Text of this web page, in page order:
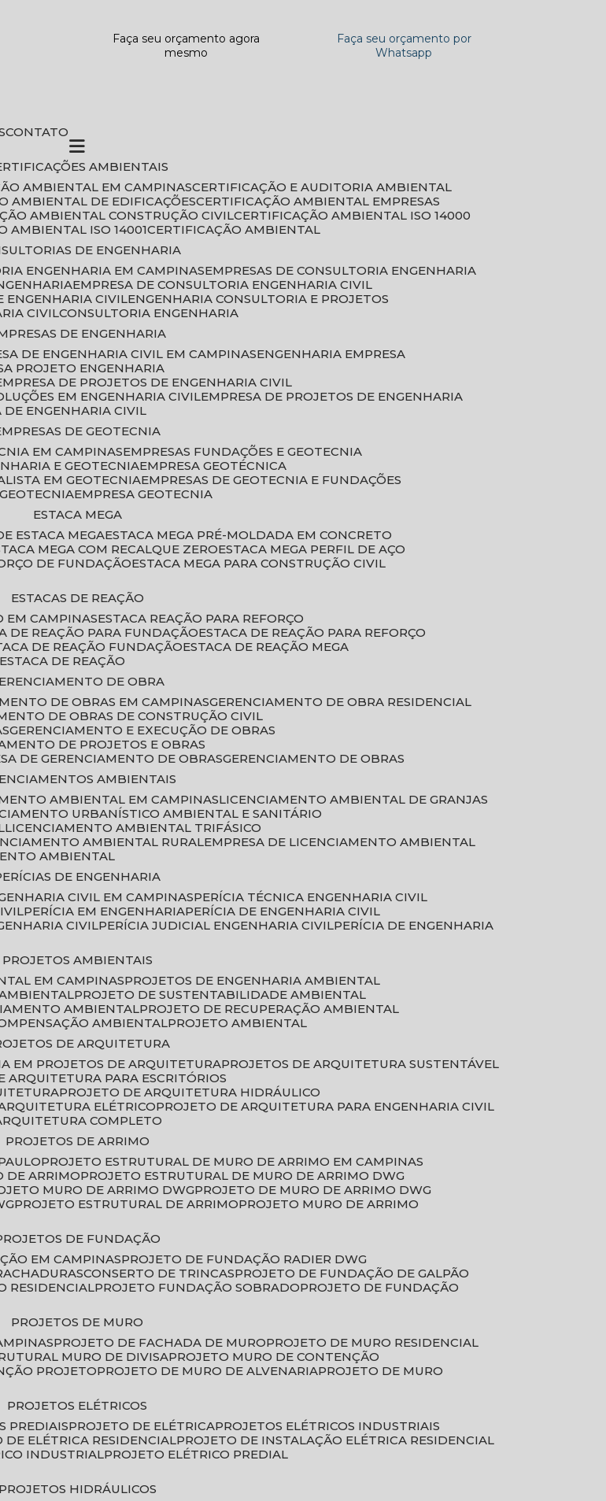
Faça seu orçamento agora
mesmo
Faça seu orçamento por
Whatsapp
CONTATO
AMBIENTAIS
AMBIENTAL EM CAMPINAS
CERTIFICAÇÃO E AUDITORIA AMBIENTAL
AMBIENTAL DE EDIFICAÇÕES
CERTIFICAÇÃO AMBIENTAL EMPRESAS
AMBIENTAL CONSTRUÇÃO CIVIL
CERTIFICAÇÃO AMBIENTAL ISO 14000
AMBIENTAL ISO 14001
CERTIFICAÇÃO AMBIENTAL
DE ENGENHARIA
ENGENHARIA EM CAMPINAS
EMPRESAS DE CONSULTORIA ENGENHARIA
EMPRESA DE CONSULTORIA ENGENHARIA CIVIL
ENGENHARIA CIVIL ENGENHARIA CONSULTORIA E PROJETOS
CIVIL CONSULTORIA ENGENHARIA
DE ENGENHARIA
DE ENGENHARIA CIVIL EM CAMPINAS
ENGENHARIA EMPRESA
PROJETO ENGENHARIA
EMPRESA DE PROJETOS DE ENGENHARIA CIVIL
EM ENGENHARIA CIVIL EMPRESA DE PROJETOS DE ENGENHARIA
DE ENGENHARIA CIVIL
EMPRESAS DE GEOTECNIA
EM CAMPINAS
EMPRESAS FUNDAÇÕES E GEOTECNIA
E GEOTECNIA EMPRESA GEOTÉCNICA
EM GEOTECNIA EMPRESAS DE GEOTECNIA E FUNDAÇÕES
GEOTECNIA EMPRESA GEOTECNIA
ESTACA MEGA
ESTACA MEGA ESTACA MEGA PRÉ-MOLDADA EM CONCRETO
MEGA COM RECALQUE ZERO
ESTACA MEGA PERFIL DE AÇO
DE FUNDAÇÃO
ESTACA MEGA PARA CONSTRUÇÃO CIVIL
ESTACAS DE REAÇÃO
EM CAMPINAS
ESTACA REAÇÃO PARA REFORÇO
DE REAÇÃO PARA FUNDAÇÃO
ESTACA DE REAÇÃO PARA REFORÇO
DE REAÇÃO FUNDAÇÃO
ESTACA DE REAÇÃO MEGA
ESTACA DE REAÇÃO
GERENCIAMENTO DE OBRA
DE OBRAS EM CAMPINAS
GERENCIAMENTO DE OBRA RESIDENCIAL
DE OBRAS DE CONSTRUÇÃO CIVIL
GERENCIAMENTO E EXECUÇÃO DE OBRAS
DE PROJETOS E OBRAS
DE GERENCIAMENTO DE OBRAS
GERENCIAMENTO DE OBRAS
AMBIENTAIS
AMBIENTAL EM CAMPINAS LICENCIAMENTO AMBIENTAL DE GRANJAS
URBANÍSTICO AMBIENTAL E SANITÁRIO
LICENCIAMENTO AMBIENTAL TRIFÁSICO
AMBIENTAL RURAL EMPRESA DE LICENCIAMENTO AMBIENTAL
AMBIENTAL
PERÍCIAS DE ENGENHARIA
CIVIL EM CAMPINAS
PERÍCIA TÉCNICA ENGENHARIA CIVIL
PERÍCIA EM ENGENHARIA
PERÍCIA DE ENGENHARIA CIVIL
CIVIL PERÍCIA JUDICIAL ENGENHARIA CIVIL
PERÍCIA DE ENGENHARIA
PROJETOS AMBIENTAIS
EM CAMPINAS
PROJETOS DE ENGENHARIA AMBIENTAL
AMBIENTAL
PROJETO DE SUSTENTABILIDADE AMBIENTAL
AMBIENTAL
PROJETO DE RECUPERAÇÃO AMBIENTAL
AMBIENTAL
PROJETO AMBIENTAL
DE ARQUITETURA
EM PROJETOS DE ARQUITETURA
PROJETOS DE ARQUITETURA SUSTENTÁVEL
ARQUITETURA PARA ESCRITÓRIOS
PROJETO DE ARQUITETURA HIDRÁULICO
ELÉTRICO
PROJETO DE ARQUITETURA PARA ENGENHARIA CIVIL
COMPLETO
PROJETOS DE ARRIMO
PROJETO ESTRUTURAL DE MURO DE ARRIMO EM CAMPINAS
DE ARRIMO
PROJETO ESTRUTURAL DE MURO DE ARRIMO DWG
MURO DE ARRIMO DWG
PROJETO DE MURO DE ARRIMO DWG
PROJETO ESTRUTURAL DE ARRIMO
PROJETO MURO DE ARRIMO
PROJETOS DE FUNDAÇÃO
EM CAMPINAS
PROJETO DE FUNDAÇÃO RADIER DWG
CONSERTO DE TRINCAS
PROJETO DE FUNDAÇÃO DE GALPÃO
RESIDENCIAL PROJETO FUNDAÇÃO SOBRADO
PROJETO DE FUNDAÇÃO
PROJETOS DE MURO
PROJETO DE FACHADA DE MURO
PROJETO DE MURO RESIDENCIAL
MURO DE DIVISA
PROJETO MURO DE CONTENÇÃO
PROJETO PROJETO DE MURO DE ALVENARIA
PROJETO DE MURO
PROJETOS ELÉTRICOS
PREDIAIS PROJETO DE ELÉTRICA
PROJETOS ELÉTRICOS INDUSTRIAIS
DE ELÉTRICA RESIDENCIAL
PROJETO DE INSTALAÇÃO ELÉTRICA RESIDENCIAL
INDUSTRIAL
PROJETO ELÉTRICO PREDIAL
PROJETOS HIDRÁULICOS